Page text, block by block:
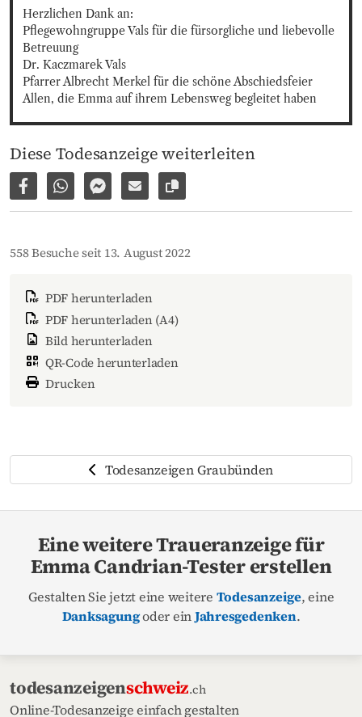
Herzlichen Dank an:
Pflegewohngruppe Vals für die fürsorgliche und liebevolle
Betreuung
Dr. Kaczmarek Vals
Pfarrer Albrecht Merkel für die schöne Abschiedsfeier
Allen, die Emma auf ihrem Lebensweg begleitet haben
Diese Todesanzeige weiterleiten
Auf Facebook teilen
Per WhatsApp weiterleiten
Per Facebook Messenger weiterleiten
Per E-Mail versenden
Link zur Seite kopieren
558 Besuche seit 13. August 2022
PDF herunterladen
PDF herunterladen (A4)
Bild herunterladen
QR-Code herunterladen
Drucken
Todesanzeigen Graubünden
Eine weitere Traueranzeige für
Emma Candrian-Tester erstellen
Gestalten Sie jetzt eine weitere Todesanzeige, eine
Danksagungoder einJahresgedenken.
todesanzeigenschweiz.ch
Online-Todesanzeige einfach gestalten